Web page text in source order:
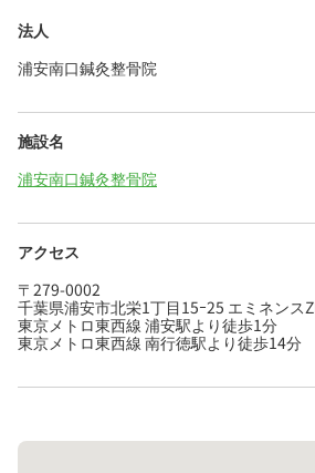
法人
浦安南口鍼灸整骨院
施設名
浦安南口鍼灸整骨院
アクセス
〒279-0002
千葉県浦安市北栄1丁目15ｰ25 エミネンス
東京メトロ東西線 浦安駅より徒歩1分
東京メトロ東西線 南行徳駅より徒歩14分